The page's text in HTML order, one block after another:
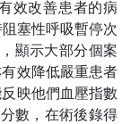
效改善患者的病
塞性呼吸暫停次
顯示大部分個案
效降低嚴重患者
映他們血壓指數
分數，在術後錄得